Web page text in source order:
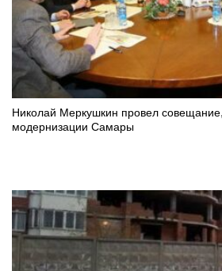
Николай Меркушкин провел
модернизации Самары